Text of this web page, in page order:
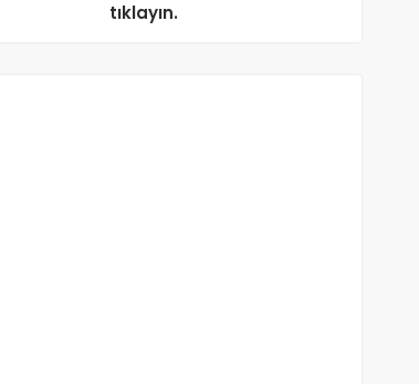
tıklayın.